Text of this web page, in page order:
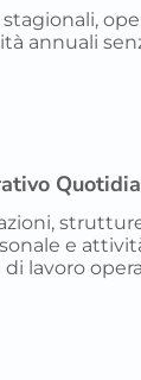
annuali
e
lavoro